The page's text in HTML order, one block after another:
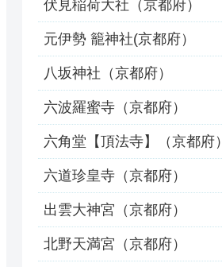
伏見稲荷大社（京都府）
元伊勢 籠神社(京都府）
八坂神社（京都府）
六波羅蜜寺（京都府）
六角堂【頂法寺】（京都府）
六道珍皇寺（京都府）
出雲大神宮（京都府）
北野天満宮（京都府）